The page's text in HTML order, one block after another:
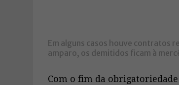
Em alguns casos houve contratos
amparo, os demitidos ficam à
Com o fim da